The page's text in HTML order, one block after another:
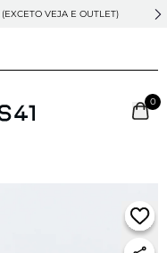
(EXCETO VEJA E OUTLET)
0